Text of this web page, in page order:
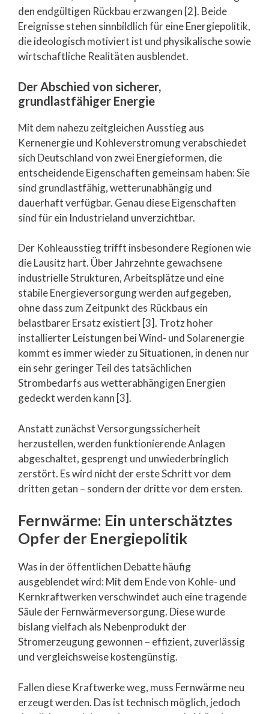
den endgültigen Rückbau erzwangen [2]. Beide
Ereignisse stehen sinnbildlich für eine Energiepolitik,
die ideologisch motiviert ist und physikalische sowie
wirtschaftliche Realitäten ausblendet.
Der Abschied von sicherer,
grundlastfähiger Energie
Mit dem nahezu zeitgleichen Ausstieg aus
Kernenergie und Kohleverstromung verabschiedet
sich Deutschland von zwei Energieformen, die
entscheidende Eigenschaften gemeinsam haben: Sie
sind grundlastfähig, wetterunabhängig und
dauerhaft verfügbar. Genau diese Eigenschaften
sind für ein Industrieland unverzichtbar.
Der Kohleausstieg trifft insbesondere Regionen wie
die Lausitz hart. Über Jahrzehnte gewachsene
industrielle Strukturen, Arbeitsplätze und eine
stabile Energieversorgung werden aufgegeben,
ohne dass zum Zeitpunkt des Rückbaus ein
belastbarer Ersatz existiert [3]. Trotz hoher
installierter Leistungen bei Wind- und Solarenergie
kommt es immer wieder zu Situationen, in denen nur
ein sehr geringer Teil des tatsächlichen
Strombedarfs aus wetterabhängigen Energien
gedeckt werden kann [3].
Anstatt zunächst Versorgungssicherheit
herzustellen, werden funktionierende Anlagen
abgeschaltet, gesprengt und unwiederbringlich
zerstört. Es wird nicht der erste Schritt vor dem
dritten getan – sondern der dritte vor dem ersten.
Fernwärme: Ein unterschätztes
Opfer der Energiepolitik
Was in der öffentlichen Debatte häufig
ausgeblendet wird: Mit dem Ende von Kohle- und
Kernkraftwerken verschwindet auch eine tragende
Säule der Fernwärmeversorgung. Diese wurde
bislang vielfach als Nebenprodukt der
Stromerzeugung gewonnen – effizient, zuverlässig
und vergleichsweise kostengünstig.
Fallen diese Kraftwerke weg, muss Fernwärme neu
erzeugt werden. Das ist technisch möglich, jedoch